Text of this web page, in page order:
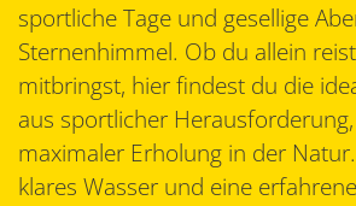
sportliche Tage und gesellige
Sternenhimmel. Ob du allein
mitbringst, hier findest du die
aus sportlicher
maximaler Erholung in der
klares Wasser und eine erfahrene